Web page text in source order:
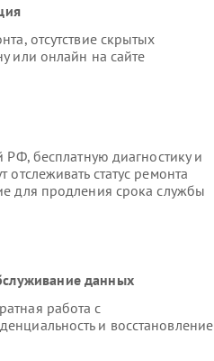
отсутствие скрытых
или онлайн на сайте
РФ, бесплатную диагностику и
статус ремонта
для продления срока службы
данных
работа с
и восстановление